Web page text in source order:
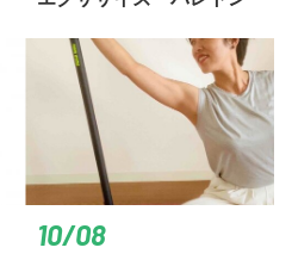
10/08